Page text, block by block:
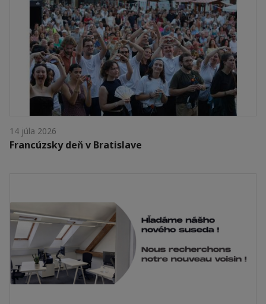
14 júla 2026
Francúzsky deň v Bratislave